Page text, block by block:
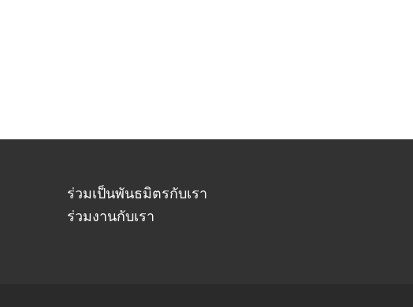
ร่วมเป็นพันธมิตรกับเรา
ร่วมงานกับเรา